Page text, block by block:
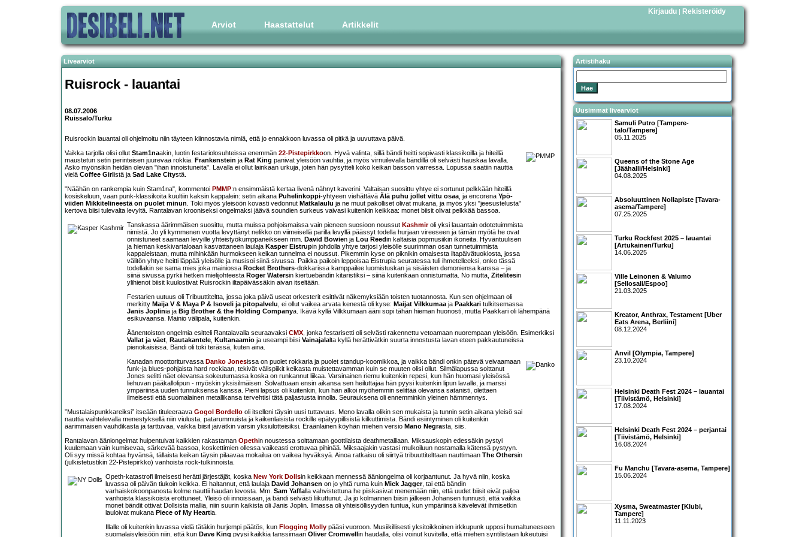
Arviot Haastattelut Artikkelit
Kirjaudu | Rekisteröidy
Livearviot
Ruisrock - lauantai
08.07.2006
Ruissalo/Turku
Ruisrockin lauantai oli ohjelmoitu niin täyteen kiinnostavia nimiä, että jo ennakkoon luvassa oli pitkä ja uuvuttava päivä.
Vaikka tarjolla olisi ollut Stam1naakin, luotin festariolosuhteissa enemmän 22-Pistepirkkoon. Hyvä valinta, sillä bändi heitti sopivasti klassikoilla ja hiteillä
maustetun setin perinteisen juurevaa rokkia. Frankenstein ja Rat King panivat yleisöön vauhtia, ja myös virnuilevalla bändillä oli selvästi hauskaa lavalla.
Asko myönsikin heidän olevan "ihan innoistuneita". Lavalla ei ollut lainkaan urkuja, joten hän pysytteli koko keikan basson varressa. Lopussa saatiin nauttia
vielä Coffee Girl istä ja Sad Lake Citystä.
"Näähän on rankempia kuin Stam1na", kommentoi PMMP:n ensimmäistä kertaa livenä nähnyt kaverini. Valtaisan suosittu yhtye ei sortunut pelkkään hiteillä
kosiskeluun, vaan punk-klassikoita kuultiin kaksin kappalein: setin aikana Puhelinkoppi-yhtyeen viehättävä Älä puhu jollet vittu osaa, ja encorena Ypö-
viiden Mikkitelineestä on puolet minun. Toki myös yleisöön kovasti vedonnut Matkalaulu ja ne muut pakolliset olivat mukana, ja myös yksi "jeesustelusta"
kertova biisi tulevalta levyltä. Rantalavan krooniseksi ongelmaksi jäävä soundien surkeus vaivasi kuitenkin keikkaa: monet biisit olivat pelkkää bassoa.
Tanskassa äärimmäisen suosittu, mutta muissa pohjoismaissa vain pieneen suosioon noussut Kashmiroli yksi lauantain odotetuimmista
nimistä. Jo yli kymmenen vuotta levyttänyt nelikko on viimeisellä parilla levyllä päässyt todella hurjaan vireeseen ja tämän myötä he ovat
onnistuneet saamaan levyille yhteistyökumppaneikseen mm. David Bowien ja Lou Reedin kaltaisia popmusiikin ikoneita. Hyväntuulisen
ja hieman keskivartaloaan kasvattaneen laulaja Kasper Eistrupin johdolla yhtye tarjosi yleisölle suurimman osan tunnetuimmista
kappaleistaan, mutta mihinkään hurmokseen keikan tunnelma ei noussut. Pikemmin kyse on piknikin omaisesta iltapäivätuokiosta, jossa
välitön yhtye heitti läppää yleisölle ja musisoi siinä sivussa. Paikka paikoin leppoisaa Eistrupia seuratessa tuli ihmetelleeksi, onko tässä
todellakin se sama mies joka mainiossa Rocket Brothers-dokkarissa kamppailee luomistuskan ja sisäisten demoniensa kanssa – ja
siinä sivussa pyrkii hetken mielijohteesta Roger Watersin kiertuebändin kitaristiksi – siinä kuitenkaan onnistumatta. No mutta, Zitelitesin
ylihienot biisit kuulostivat Ruisrockin iltapäivässäkin aivan itseltään.
Festarien uutuus oli Tribuuttiteltta, jossa joka päivä useat orkesterit esittivät näkemyksiään toisten tuotannosta. Kun sen ohjelmaan oli
merkitty Maija V & Maya P & Isoveli ja pitopalvelu, ei ollut vaikea arvata kenestä oli kyse: Maijat Vilkkumaaja Paakkari tulkitsemassa
Janis Joplinia ja Big Brother & the Holding Companya. Ikävä kyllä Vilkkumaan ääni sopi tähän hieman huonosti, mutta Paakkari oli lähempänä
esikuvaansa. Mainio välipala, kuitenkin.
Äänentoiston ongelmia esitteli Rantalavalla seuraavaksi CMX, jonka festarisetti oli selvästi rakennettu vetoamaan nuorempaan yleisöön. Esimerkiksi
Vallat ja väet, Rautakantele, Kultanaamio ja useampi biisi Vainajalalta kyllä herättivätkin suurta innostusta lavan eteen pakkautuneissa
pienokaisissa. Bändi oli toki terässä, kuten aina.
Kanadan moottoriturvassa Danko Jonesissa on puolet rokkaria ja puolet standup-koomikkoa, ja vaikka bändi onkin pätevä veivaamaan
funk-ja blues-pohjaista hard rockiaan, tekivät välispiikit keikasta muistettavamman kuin se muuten olisi ollut. Silmälapussa soittanut
Jones selitti näet olevansa sokeutumassa koska on runkannut liikaa. Varsinainen riemu kuitenkin repesi, kun hän huomasi yleisössä
liehuvan pääkallolipun - myöskin yksisilmäisen. Solvattuaan ensin aikansa sen heiluttajaa hän pyysi kuitenkin lipun lavalle, ja marssi
ympäriinsä uuden tunnuksensa kanssa. Pieni lapsus oli kuitenkin, kun hän alkoi myöhemmin selittää olevansa satanisti, olettaen
ilmeisesti että suomalainen metallikansa tervehtisi tätä paljastusta innolla. Seurauksena oli ennemminkin yleinen hämmennys.
”Mustalaispunkkareiksi” itseään tituleeraava Gogol Bordello oli itselleni täysin uusi tuttavuus. Meno lavalla olikin sen mukaista ja tunnin setin aikana yleisö sai
nauttia vaihtelevalla menestyksellä niin viulusta, patarummuista ja kaikenlaisista rockille epätyypillisistä kilkuttimista. Bändi esiintyminen oli kuitenkin
äärimmäisen vauhdikasta ja tarttuvaa, vaikka biisit jäivätkin varsin yksiulotteisiksi. Eräänlainen köyhän miehen versio Mano Negrasta, siis.
Rantalavan ääniongelmat huipentuivat kaikkien rakastaman Opethin noustessa soittamaan goottilaista deathmetalliaan. Miksauskopin edessäkin pystyi
kuulemaan vain kumisevaa, särkevää bassoa, koskettimien ollessa vaikeasti erottuvaa pihinää. Miksaajakin vastasi mulkoiluun nostamalla kätensä pystyyn.
Oli syy missä kohtaa hyvänsä, tällaista keikan täysin pilaavaa mokailua on vaikea hyväksyä. Ainoa ratkaisu oli siirtyä tribuuttitelttaan nauttimaan The Othersin
(julkistetustikin 22-Pistepirkko) vanhoista rock-tulkinnoista.
Opeth-katastrofi ilmeisesti herätti järjestäjät, koska New York Dollsin keikkaan mennessä ääniongelma oli korjaantunut. Ja hyvä niin, koska
luvassa oli päivän tiukoin keikka. Ei haitannut, että laulaja David Johansen on jo yhtä ruma kuin Mick Jagger, tai että bändin
varhaiskokoonpanosta kolme nauttii haudan levosta. Mm. Sam Yaffalla vahvistettuna he piiskasivat menemään niin, että uudet biisit eivät paljoa
vanhoista klassikoista erottuneet. Yleisö oli innoissaan, ja bändi selvästi liikuttunut. Ja jo kolmannen biisin jälkeen Johansen tunnusti, että vaikka
monet bändit ottivat Dollsista mallia, niin suurin kaikista oli Janis Joplin. Ilmassa oli yhteisöllisyyden tuntua, kun ympäriinsä kävelevät ihmisetkin
lauloivat mukana Piece of My Heartia.
Illalle oli kuitenkin luvassa vielä tätäkin hurjempi päätös, kun Flogging Molly pääsi vuoroon. Musiikillisesti yksitoikkoinen irkkupunk upposi humaltuneeseen
suomalaisyleisöön niin, että kun Dave King pyysi kaikkia tanssimaan Oliver Cromwell in haudalla, olisi voinut kuvitella, että miehen syntilistaan lukeutuisi
Artistihaku
Uusimmat livearviot
Samuli Putro [Tampere-
talo/Tampere]
05.11.2025
Queens of the Stone Age
[Jäähalli/Helsinki]
04.08.2025
Absoluuttinen Nollapiste [Tavara-
asema/Tampere]
07.25.2025
Turku Rockfest 2025 – lauantai
[Artukainen/Turku]
14.06.2025
Ville Leinonen & Valumo
[Sellosali/Espoo]
21.03.2025
Kreator, Anthrax, Testament [Uber
Eats Arena, Berliini]
08.12.2024
Anvil [Olympia, Tampere]
23.10.2024
Helsinki Death Fest 2024 – lauantai
[Tiivistämö, Helsinki]
17.08.2024
Helsinki Death Fest 2024 – perjantai
[Tiivistämö, Helsinki]
16.08.2024
Fu Manchu [Tavara-asema, Tampere]
15.06.2024
Xysma, Sweatmaster [Klubi,
Tampere]
11.11.2023